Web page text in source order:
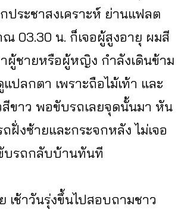
ประชาสงเคราะห์ ย่านแฟลต
03.30 น. ก็เจอผู้สูงอายุ ผมสี
ผู้ชายหรือผู้หญิง กำลังเดินข้าม
ลกตา เพราะถือไม้เท้า และ
สีขาว พอขับรถเลยจุดนั้นมา หัน
ฝั่งซ้ายและกระจกหลัง ไม่เจอ
บรถกลับบ้านทันที
เช้าวันรุ่งขึ้นไปสอบถามชาว